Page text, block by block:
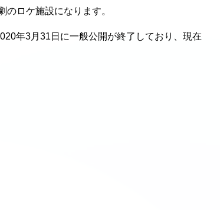
のロケ施設になります。
年3月31日に一般公開が終了しており、現在